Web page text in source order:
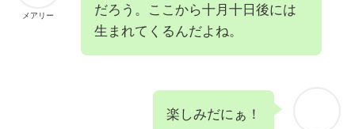
メアリー
だろう。ここから十月十日後には
生まれてくるんだよね。
楽しみだにぁ！